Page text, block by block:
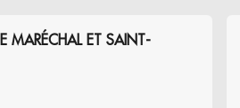
MARÉCHAL ET SAINT-